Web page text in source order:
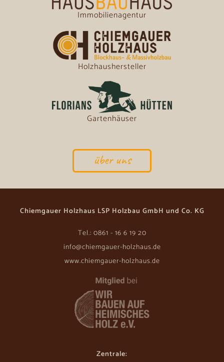
Immobilienagentur
Holzhaushersteller
Gartenhäuser
über uns
Chiemgauer Holzhaus LSP Holzbau GmbH und Co. KG
Tel.: 0861 - 16 6 19 20
info@chiemgauer-holzhaus.de
www.chiemgauer-holzhaus.de
Zentrale: